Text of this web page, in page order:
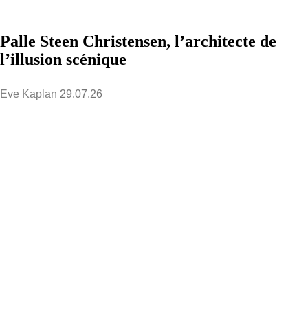
Palle Steen Christensen, l’architecte de
l’illusion scénique
Eve Kaplan 29.07.26